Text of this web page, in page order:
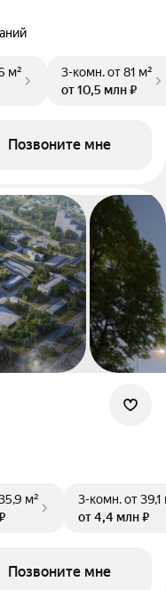
м²
3-комн.от 81 м²
от 10,5 млн ₽
Позвоните мне
м²
3-комн.от 39,1
от 4,4 млн ₽
Позвоните мне